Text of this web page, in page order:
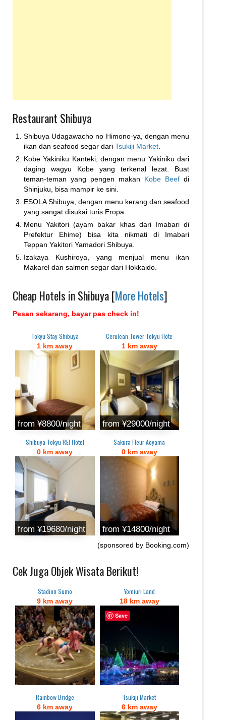
Restaurant Shibuya
Shibuya Udagawacho no Himono-ya, dengan menu
ikan dan seafood segar dari Tsukiji Market
Kobe Yakiniku Kanteki, dengan menu Yakiniku dari
daging wagyu Kobe yang terkenal lezat. Buat
teman-teman yang pengen makan Kobe Beef di
Shinjuku, bisa mampir ke sini.
ESOLA Shibuya, dengan menu kerang dan seafood
yang sangat disukai turis Eropa.
Menu Yakitori (ayam bakar khas dari Imabari di
Prefektur Ehime) bisa kita nikmati di Imabari
Teppan Yakitori Yamadori Shibuya.
Izakaya Kushiroya, yang menjual menu ikan
Makarel dan salmon segar dari Hokkaido.
Cheap Hotels in Shibuya [More Hotels]
Pesan sekarang, bayar pas check in!
Tokyu Stay Shibuya
1 km away
from ¥8800/night
Cerulean Tower Tokyu Hote
1 km away
from ¥29000/night
Shibuya Tokyu REI Hotel
0 km away
from ¥19680/night
Sakura Fleur Aoyama
0 km away
from ¥14800/night
(sponsored by Booking.com)
Cek Juga Objek Wisata Berikut!
Stadion Sumo
9 km away
Yomiuri Land
18 km away
Rainbow Bridge
6 km away
Tsukiji Market
6 km away
Save